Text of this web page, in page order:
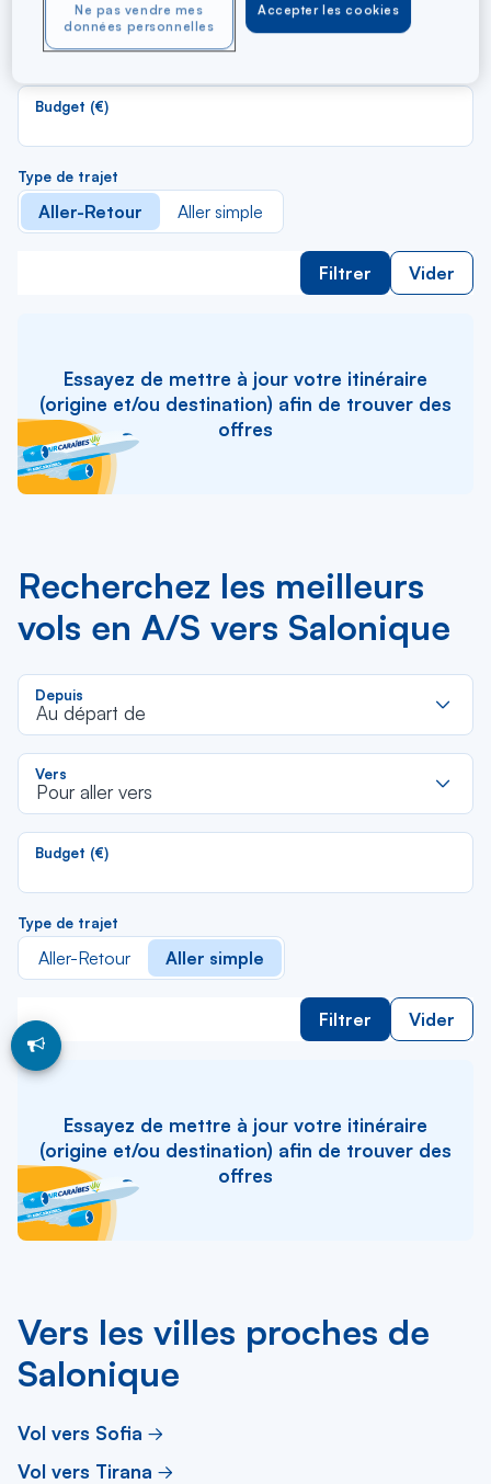
Vers
Pour aller vers
Budget (€)
Type de trajet
Aller-Retour Aller simple
Filtrer Vider
Essayez de mettre à jour votre itinéraire
(origine et/ou destination) afin de trouver des
offres
Recherchez les meilleurs
vols en A/S vers Salonique
Depuis
Au départ de
Vers
Pour aller vers
Budget (€)
Type de trajet
Aller-Retour Aller simple
Filtrer Vider
Essayez de mettre à jour votre itinéraire
(origine et/ou destination) afin de trouver des
offres
Vers les villes proches de
Salonique
Vol vers Sofia
Vol vers Tirana
Accepter les cookies
Ne pas vendre mes
données personnelles